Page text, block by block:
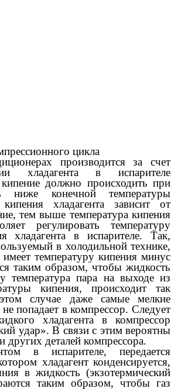
цикла
производится за счет
хладагента в испарителе
должно происходить при
ниже конечной температуры
хладагента зависит от
тем выше температура кипения
регулировать температуру
хладагента в испарителе. Так,
в холодильной технике,
температуру кипения минус
таким образом, чтобы жидкость
температура пара на выходе из
кипения, происходит так
случае даже самые мелкие
попадает в компрессор. Следует
хладагента в компрессор
удар». В связи с этим вероятны
других деталей компрессора.
в испарителе, передается
хладагент конденсируется,
в жидкость (экзотермический
таким образом, чтобы газ